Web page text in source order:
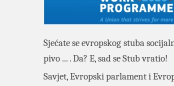
Sjećate se evropskog stuba
pivo ... . Da? E, sad se Stub vratio!
Savjet, Evropski parlament i